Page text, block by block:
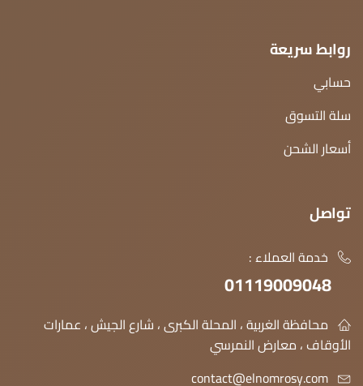
روابط سريعة
حسابي
سلة التسوق
أسعار الشحن
تواصل
خدمة العملاء :
01119009048
محافظة الغربية ، المحلة الكبرى ، شارع الجيش ، عمارات
الأوقاف ، معارض النمرسي
contact@elnomrosy.com